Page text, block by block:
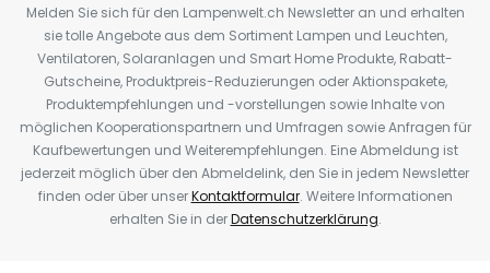
Melden Sie sich für den Lampenwelt.ch Newsletter an und erhalten
sie tolle Angebote aus dem Sortiment Lampen und Leuchten,
Ventilatoren, Solaranlagen und Smart Home Produkte, Rabatt-
Gutscheine, Produktpreis-Reduzierungen oder Aktionspakete,
Produktempfehlungen und -vorstellungen sowie Inhalte von
möglichen Kooperationspartnern und Umfragen sowie Anfragen für
Kaufbewertungen und Weiterempfehlungen. Eine Abmeldung ist
jederzeit möglich über den Abmeldelink, den Sie in jedem Newsletter
finden oder über unserKontaktformular. Weitere Informationen
erhalten Sie in derDatenschutzerklärung.